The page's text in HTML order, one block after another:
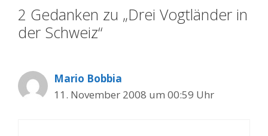
2 Gedanken zu „Drei Vogtländer in
der Schweiz“
Mario Bobbia
11. November 2008 um 00:59 Uhr